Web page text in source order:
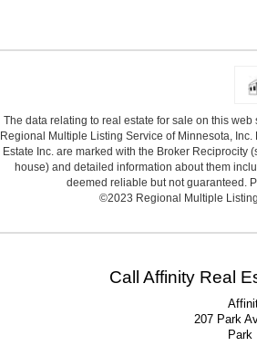
The data relating to real estate for sale on this
Regional Multiple Listing Service of Minnesota,
Estate Inc. are marked with the Broker
house) and detailed information about them
deemed reliable but not guaranteed.
©2023 Regional Multiple
Call Affinity Real
207 Park
Park